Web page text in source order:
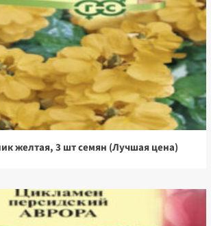
желтая, 3 шт семян (Лучшая цена)